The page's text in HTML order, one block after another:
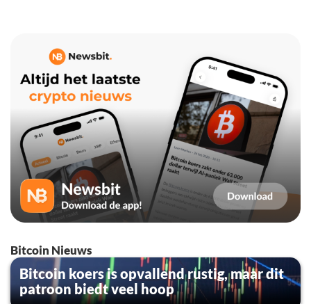
Bitcoin Nieuws
Bitcoin koers is opvallend rustig, maar dit
patroon biedt veel hoop